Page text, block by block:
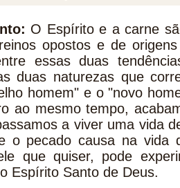
O Espírito e a carne
opostos e de
essas duas
duas naturezas que
homem" e o "novo
ao mesmo tempo,
a viver uma vida
o pecado causa na vida
que quiser, pode
Espírito Santo de Deus.